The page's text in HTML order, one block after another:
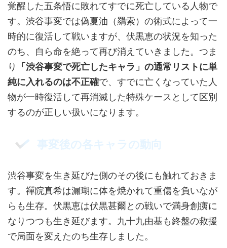
覚醒した五条悟に敗れてすでに死亡している人物で
す。渋谷事変では偽夏油（羂索）の術式によって一
時的に復活して戦いますが、伏黒恵の状況を知った
のち、自ら命を絶って再び消えていきました。つま
り
「渋谷事変で死亡したキャラ」の通常リストに単
純に入れるのは不正確で、すでに亡くなっていた人
物が一時復活して再消滅した特殊ケースとして区別
するのが正しい扱いになります。
事変後の各キャラの動向
渋谷事変を生き延びた側のその後にも触れておきま
す。禪院真希は漏瑚に体を焼かれて重傷を負いなが
らも生存。伏黒恵は伏黒甚爾との戦いで満身創痍に
なりつつも生き延びます。九十九由基も終盤の救援
で局面を変えたのち生存しました。